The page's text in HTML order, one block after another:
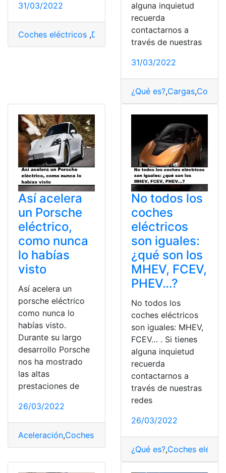
31/03/2022
Coches eléctricos ,Diferencias,electrónica,ruta
alguna inquietud
recuerda
contactarnos a
través de nuestras
31/03/2022
¿Qué es?,Cargas,
Así acelera
un Porsche
eléctrico,
como nunca
lo habías
visto
Así acelera un
porsche eléctrico
como nunca lo
habías visto.
Durante su largo
desarrollo Porsche
nos ha mostrado
las altas
prestaciones de
26/03/2022
Aceleración,Coches eléctricos,Consultas,Porsche,
No todos los
coches
eléctricos
son iguales:
¿qué son los
MHEV, FCEV,
PHEV…?
No todos los
coches eléctricos
son iguales: MHEV,
FCEV… . Si tienes
alguna inquietud
recuerda
contactarnos a
través de nuestras
redes
26/03/2022
¿Qué es?,Coches